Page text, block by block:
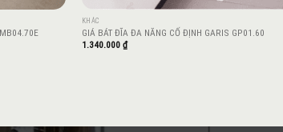
KHÁC
GIÁ BÁT ĐĨA ĐA NĂNG CỐ ĐỊNH GARIS GP01.60
1.340.000 ₫